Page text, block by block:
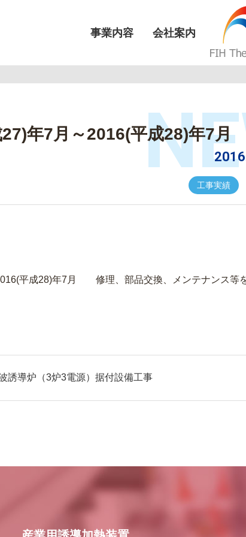
事業内容 会社案内
27)年7月～2016(平成28)年7
工事実績
平成28)年7月 修理、部品交換、メンテナンス等を
誘導炉（3炉3電源）据付設備工事